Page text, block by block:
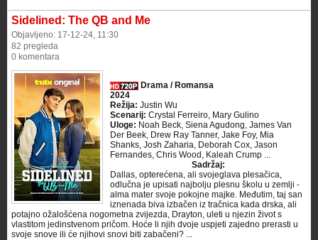
Sidelined: The QB and Me
Objavljeno: 17-12-24, 11:30
82 pregleda
0 komentara
Drama / Romansa
2024
Režija: Justin Wu
Scenarij: Crystal Ferreiro, Mary Gulino
Uloge: Noah Beck, Siena Agudong, James Van
Der Beek, Drew Ray Tanner, Jake Foy, Mia
Shanks, Josh Zaharia, Deborah Cox, Jason
Fernandes, Chris Wood, Kaleah Crump ...
Sadržaj:
Dallas, opterećena, ali svojeglava plesačica,
odlučna je upisati najbolju plesnu školu u zemlji -
alma mater svoje pokojne majke. Međutim, taj san
iznenada biva izbačen iz tračnica kada drska, ali
potajno ožalošćena nogometna zvijezda, Drayton, uleti u njezin život s
vlastitom jedinstvenom pričom. Hoće li njih dvoje uspjeti zajedno prerasti u
svoje snove ili će njihovi snovi biti zabačeni? ...